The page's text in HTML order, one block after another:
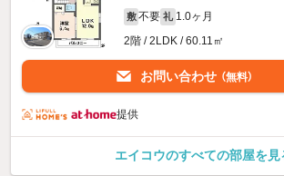
敷 不要 礼 1.0ヶ月
2階 / 2LDK / 60.11㎡
お問い合わせ （無料）
提供
エイコウのすべての部屋を見